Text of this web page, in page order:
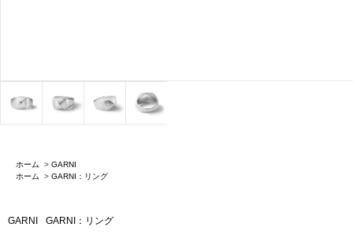
ホーム > GARNI
ホーム
> GARNI：リング
GARNI GARNI：リング